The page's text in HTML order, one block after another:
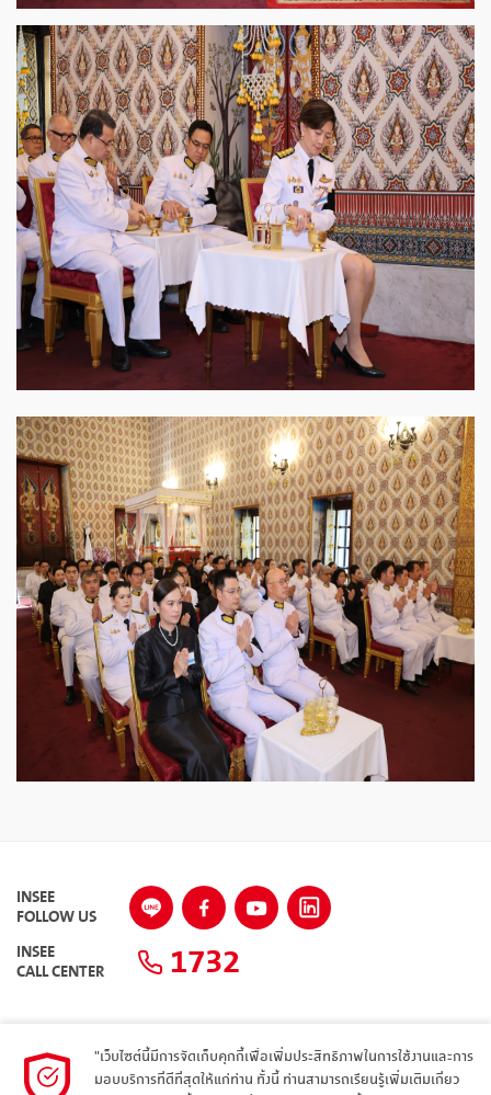
INSEE
FOLLOW US
INSEE
CALL CENTER 1732
แผนผังเว็บไซต์
"เว็บไซต์นี้มีการจัดเก็บคุกกี้เพื่อเพิ่มประสิทธิภาพในการใช้งานและการ
มอบบริการที่ดีที่สุดให้แก่ท่าน ทั้งนี้ ท่านสามารถเรียนรู้เพิ่มเติมเกี่ยว